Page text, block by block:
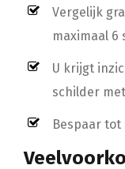
Vergelijk
maximaal
U krijgt
schilder
Bespaar